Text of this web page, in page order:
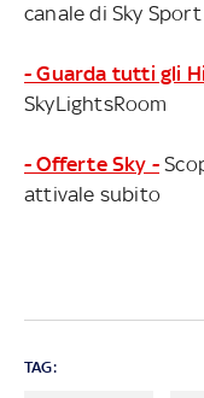
canale di Sky Sport
- Guarda tutti gli
SkyLightsRoom
- Offerte Sky -
attivale subito
TAG: